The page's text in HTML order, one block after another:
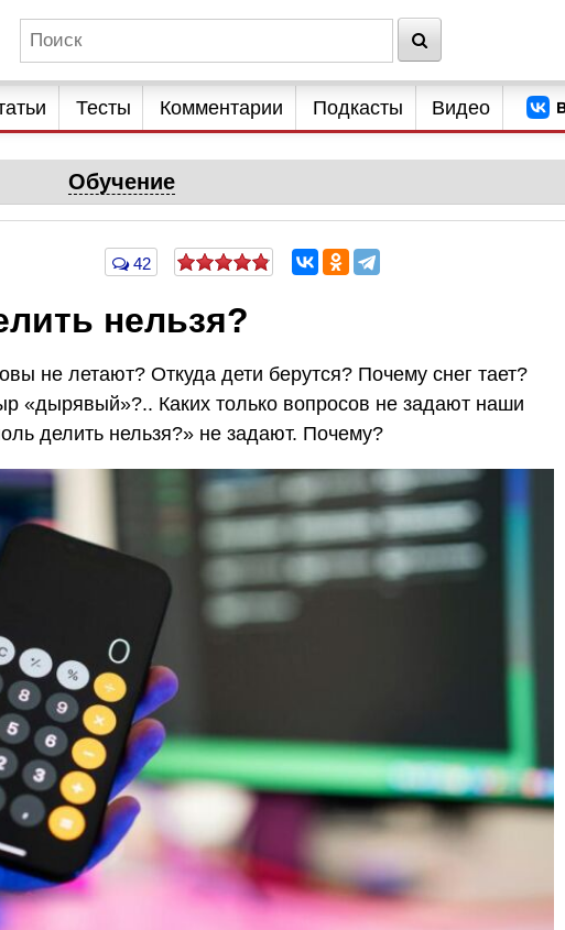
Тесты Комментарии Подкасты Видео
Обучение
42
нельзя?
не летают? Откуда дети берутся? Почему снег тает?
«дырявый»?.. Каких только вопросов не задают наши
делить нельзя?» не задают. Почему?